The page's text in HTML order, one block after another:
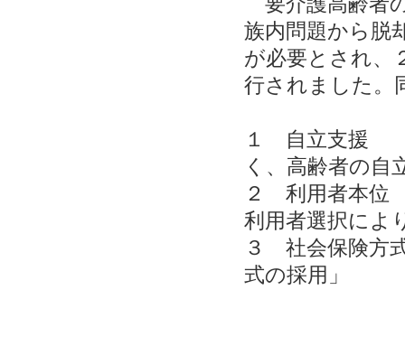
族内問題から脱
が必要とされ、
行されました。
１ 自立支援
く、高齢者の自
２ 利用者本
利用者選択によ
３ 社会保険
式の採用」